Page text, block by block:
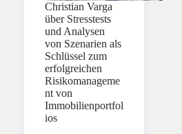
Christian Varga
über Stresstests
und Analysen
von Szenarien als
Schlüssel zum
erfolgreichen
Risikomanageme
nt von
Immobilienportfol
ios